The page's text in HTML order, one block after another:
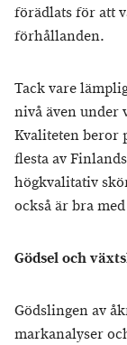
förädlats för att
förhållanden.
Tack vare
nivå även under
Kvaliteten beror
flesta av
högkvalitativ
också är bra
Gödsel och
Gödslingen av
markanalyser